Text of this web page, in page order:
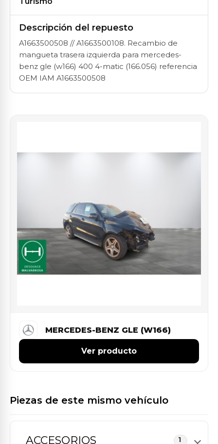
Descripción del repuesto
A1663500508 // A1663500108. Recambio de
mangueta trasera izquierda para mercedes-
benz gle (w166) 400 4-matic (166.056) referencia
OEM IAM A1663500508
MERCEDES-BENZ GLE (W166)
Ver producto
Piezas de este mismo vehículo
ACCESORIOS 1